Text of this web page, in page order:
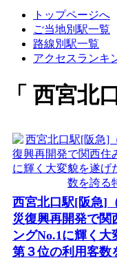
トップページへ
ご当地別駅一覧
路線別駅一覧
アクセスランキ
西宮北
西宮北口駅[阪急]
災復興再開発で関
ングNo.1に輝く
第３位の利用客数